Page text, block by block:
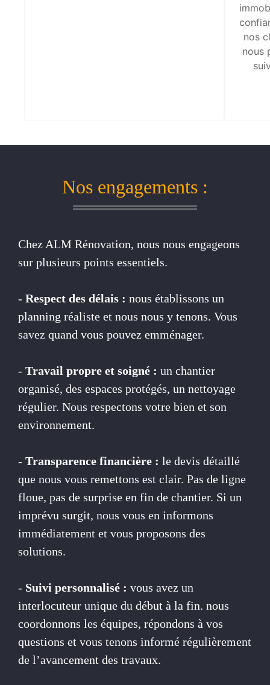
nos
nous
Nos engagements :
Chez ALM Rénovation, nous nous engageons
sur plusieurs points essentiels.
- Respect des délais : nous établissons un
planning réaliste et nous nous y tenons. Vous
savez quand vous pouvez emménager.
- Travail propre et soigné : un chantier
organisé, des espaces protégés, un nettoyage
régulier. Nous respectons votre bien et son
environnement.
- Transparence financière : le devis détaillé
que nous vous remettons est clair. Pas de ligne
floue, pas de surprise en fin de chantier. Si un
imprévu surgit, nous vous en informons
immédiatement et vous proposons des
solutions.
- Suivi personnalisé : vous avez un
interlocuteur unique du début à la fin. nous
coordonnons les équipes, répondons à vos
questions et vous tenons informé régulièrement
de l’avancement des travaux.